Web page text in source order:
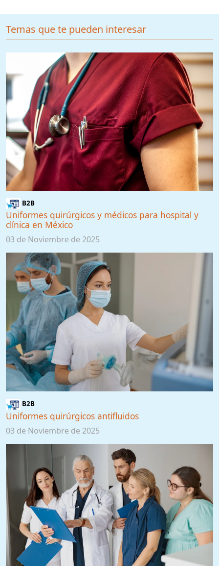
Temas que te pueden interesar
B2B
Uniformes quirúrgicos y médicos para hospital y
clínica en México
03 de Noviembre de 2025
B2B
Uniformes quirúrgicos antifluidos
03 de Noviembre de 2025